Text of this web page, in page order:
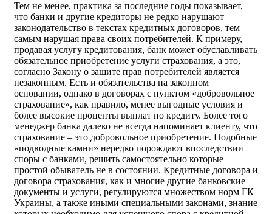
Тем не менее, практика за последние годы показывает,
что банки и другие кредиторы не редко нарушают
законодательство в текстах кредитных договоров, тем
самым нарушая права своих потребителей. К примеру,
продавая услугу кредитования, банк может обуславливать
обязательное приобретение услуги страхования, а это,
согласно Закону о защите прав потребителей является
незаконным. Есть и обязательства на законном
основании, однако в договорах с пунктом «добровольное
страхование», как правило, менее выгодные условия и
более высокие проценты выплат по кредиту. Более того
менеджер банка далеко не всегда напоминает клиенту, что
страхование – это добровольное приобретение. Подобные
«подводные камни» нередко порождают впоследствии
споры с банками, решить самостоятельно которые
простой обыватель не в состоянии. Кредитные договора и
договора страхования, как и многие другие банковские
документы и услуги, регулируются множеством норм ГК
Украины, а также иными специальными законами, знание